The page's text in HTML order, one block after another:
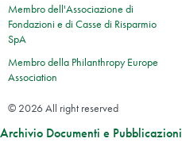
Membro dell'Associazione di
Fondazioni e di Casse di Risparmio
SpA
Membro della Philanthropy Europe
Association
© 2026 All right reserved
Archivio Documenti e Pubblicazioni